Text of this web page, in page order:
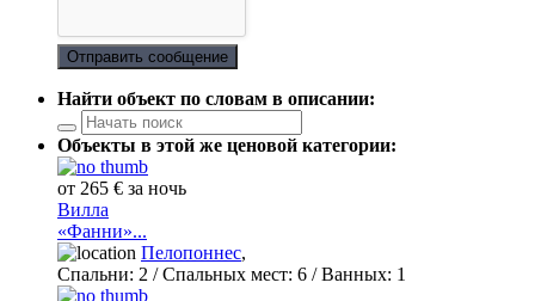
Отправить сообщение
Найти объект по словам в описании:
Объекты в этой же ценовой категории:
от 265 € за ночь
Вилла
«Фанни»...
Пелопоннес,
Спальни: 2 / Спальных мест: 6 /Ванных: 1